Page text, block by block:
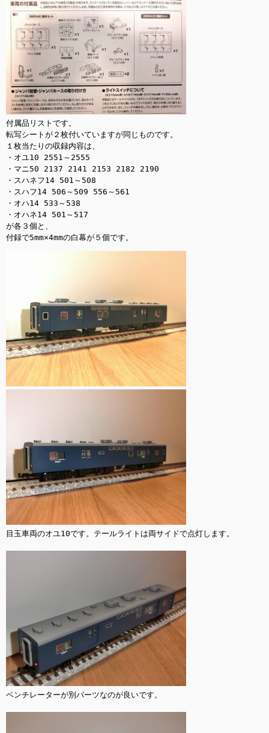
付属品リストです。
転写シートが２枚付いていますが同じものです。
１枚当たりの収録内容は、
・オユ10 2551～2555
・マニ50 2137 2141 2153 2182 2190
・スハネフ14 501～508
・スハフ14 506～509 556～561
・オハ14 533～538
・オハネ14 501～517
が各３個と、
付録で5mm×4mmの白幕が５個です。
目玉車両のオユ10です。テールライトは両サイドで点灯します。
ベンチレーターが別パーツなのが良いです。